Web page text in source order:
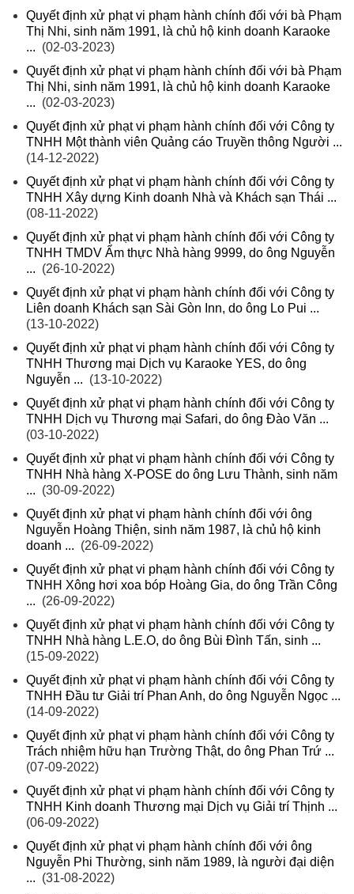
Quyết định xử phạt vi phạm hành chính đối với bà Phạm
Thị Nhi, sinh năm 1991, là chủ hộ kinh doanh Karaoke
... (02-03-2023)
Quyết định xử phạt vi phạm hành chính đối với bà Phạm
Thị Nhi, sinh năm 1991, là chủ hộ kinh doanh Karaoke
... (02-03-2023)
Quyết định xử phạt vi phạm hành chính đối với Công ty
TNHH Một thành viên Quảng cáo Truyền thông Người ...
(14-12-2022)
Quyết định xử phạt vi phạm hành chính đối với Công ty
TNHH Xây dựng Kinh doanh Nhà và Khách sạn Thái ...
(08-11-2022)
Quyết định xử phạt vi phạm hành chính đối với Công ty
TNHH TMDV Ẩm thực Nhà hàng 9999, do ông Nguyễn
... (26-10-2022)
Quyết định xử phạt vi phạm hành chính đối với Công ty
Liên doanh Khách sạn Sài Gòn Inn, do ông Lo Pui ...
(13-10-2022)
Quyết định xử phạt vi phạm hành chính đối với Công ty
TNHH Thương mại Dịch vụ Karaoke YES, do ông
Nguyễn ... (13-10-2022)
Quyết định xử phạt vi phạm hành chính đối với Công ty
TNHH Dịch vụ Thương mại Safari, do ông Đào Văn ...
(03-10-2022)
Quyết định xử phạt vi phạm hành chính đối với Công ty
TNHH Nhà hàng X-POSE do ông Lưu Thành, sinh năm
... (30-09-2022)
Quyết định xử phạt vi phạm hành chính đối với ông
Nguyễn Hoàng Thiện, sinh năm 1987, là chủ hộ kinh
doanh ... (26-09-2022)
Quyết định xử phạt vi phạm hành chính đối với Công ty
TNHH Xông hơi xoa bóp Hoàng Gia, do ông Trần Công
... (26-09-2022)
Quyết định xử phạt vi phạm hành chính đối với Công ty
TNHH Nhà hàng L.E.O, do ông Bùi Đình Tấn, sinh ...
(15-09-2022)
Quyết định xử phạt vi phạm hành chính đối với Công ty
TNHH Đầu tư Giải trí Phan Anh, do ông Nguyễn Ngọc ...
(14-09-2022)
Quyết định xử phạt vi phạm hành chính đối với Công ty
Trách nhiệm hữu hạn Trường Thật, do ông Phan Trứ ...
(07-09-2022)
Quyết định xử phạt vi phạm hành chính đối với Công ty
TNHH Kinh doanh Thương mại Dịch vụ Giải trí Thịnh ...
(06-09-2022)
Quyết định xử phạt vi phạm hành chính đối với ông
Nguyễn Phi Thường, sinh năm 1989, là người đại diện
... (31-08-2022)